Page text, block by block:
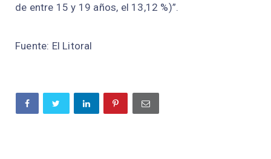
de entre 15 y 19 años, el 13,12 %)”.
Fuente: El Litoral